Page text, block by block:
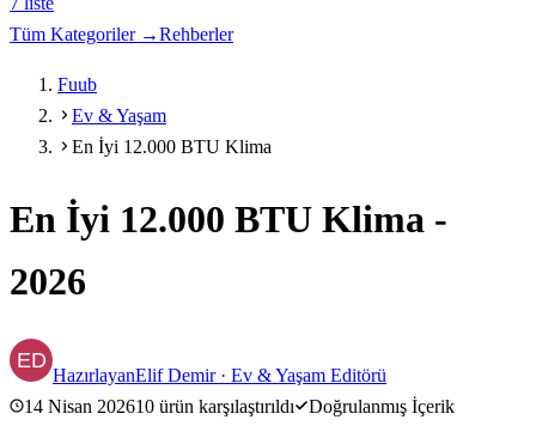
Tüm Kategoriler →Rehberler
Fuub
Ev & Yaşam
En İyi 12.000 BTU Klima
En İyi 12.000 BTU Klima -
2026
HazırlayanElif Demir· Ev & Yaşam Editörü
14 Nisan 202610 ürün karşılaştırıldı Doğrulanmış İçerik